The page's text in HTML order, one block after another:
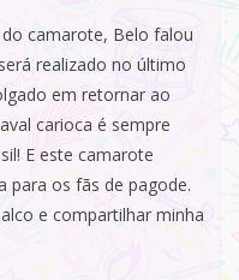
camarote, Belo falou
realizado no último
em retornar ao
carioca é sempre
E este camarote
para os fãs de pagode.
e compartilhar minha